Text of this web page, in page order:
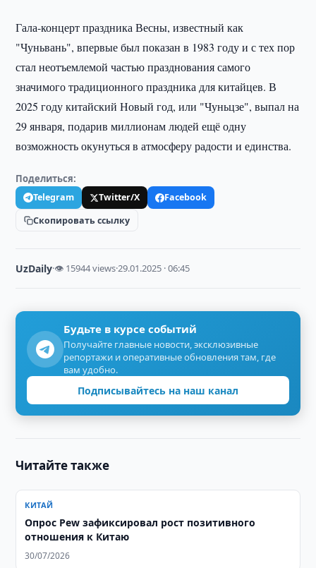
Гала-концерт праздника Весны, известный как
"Чуньвань", впервые был показан в 1983 году и с тех пор
стал неотъемлемой частью празднования самого
значимого традиционного праздника для китайцев. В
2025 году китайский Новый год, или "Чуньцзе", выпал на
29 января, подарив миллионам людей ещё одну
возможность окунуться в атмосферу радости и единства.
Поделиться:
Telegram Twitter/X
Facebook
Скопировать ссылку
UzDaily·👁 15944 views·29.01.2025 · 06:45
Будьте в курсе событий
Получайте главные новости, эксклюзивные
репортажи и оперативные обновления там, где
вам удобно.
Подписывайтесь на наш канал
Читайте также
КИТАЙ
Опрос Pew зафиксировал рост позитивного
отношения к Китаю
30/07/2026